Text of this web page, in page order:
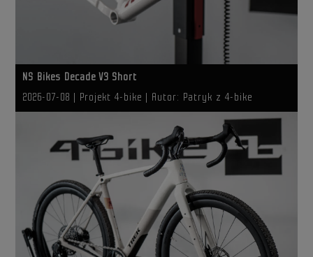
NS Bikes Decade V3 Short
2026-07-08 | Projekt 4-bike | Autor: Patryk z 4-bike